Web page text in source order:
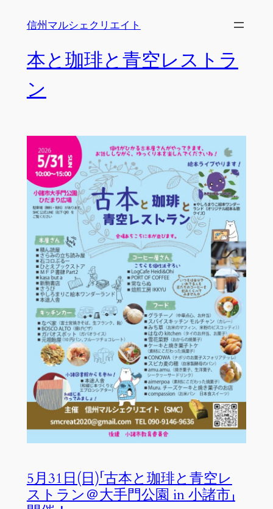
信州マルシェクリエイト
本と珈琲と青空レストラ
ン
5月31日(日)「古本と珈琲と青空レ
ストラン＠大手門公園 in 小諸市」